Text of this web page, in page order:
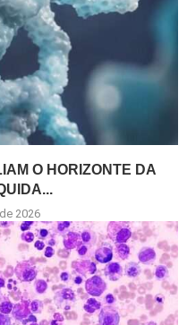
O HORIZONTE DA
2026